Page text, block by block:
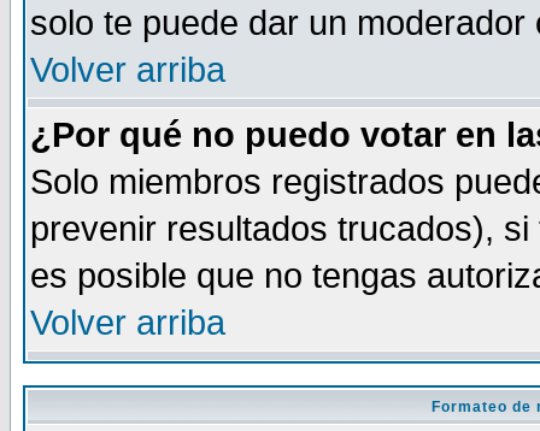
solo te puede dar un
Volver arriba
¿Por qué no puedo votar en
Solo miembros registrados
prevenir resultados trucados),
es posible que no tengas
Volver arriba
Formateo de